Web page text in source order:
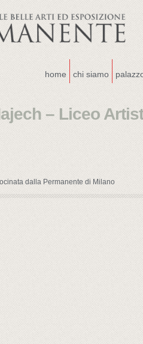
home chi siamo
– Liceo
dalla Permanente di Milano